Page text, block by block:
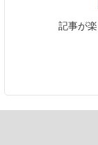
記事が